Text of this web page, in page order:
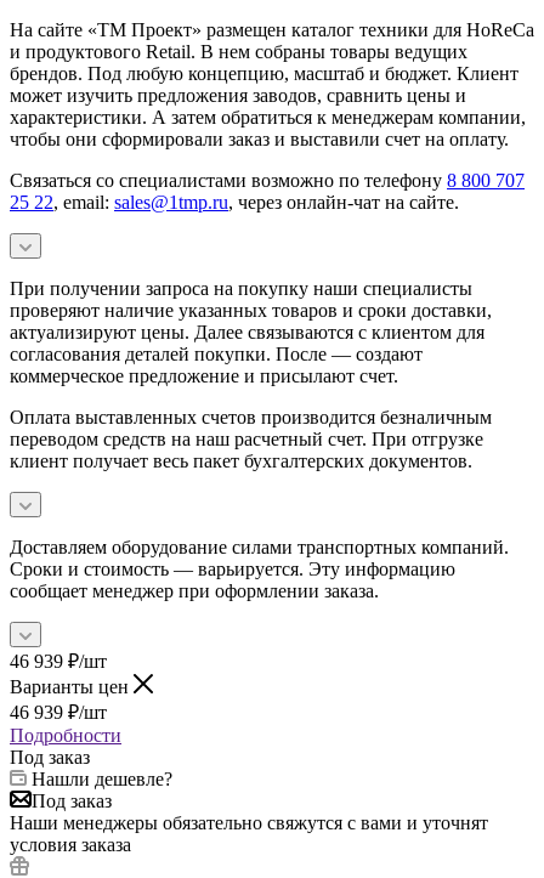
На сайте «ТМ Проект» размещен каталог техники для HoReCa
и продуктового Retail. В нем собраны товары ведущих
брендов. Под любую концепцию, масштаб и бюджет. Клиент
может изучить предложения заводов, сравнить цены и
характеристики. А затем обратиться к менеджерам компании,
чтобы они сформировали заказ и выставили счет на оплату.
Связаться со специалистами возможно по телефону 8 800 707
25 22, email: sales@1tmp.ru, через онлайн-чат на сайте.
При получении запроса на покупку наши специалисты
проверяют наличие указанных товаров и сроки доставки,
актуализируют цены. Далее связываются с клиентом для
согласования деталей покупки. После — создают
коммерческое предложение и присылают счет.
Оплата выставленных счетов производится безналичным
переводом средств на наш расчетный счет. При отгрузке
клиент получает весь пакет бухгалтерских документов.
Доставляем оборудование силами транспортных компаний.
Сроки и стоимость — варьируется. Эту информацию
сообщает менеджер при оформлении заказа.
46 939 ₽/шт
Варианты цен
46 939 ₽/шт
Подробности
Под заказ
Нашли дешевле?
Под заказ
Наши менеджеры обязательно свяжутся с вами и уточнят
условия заказа